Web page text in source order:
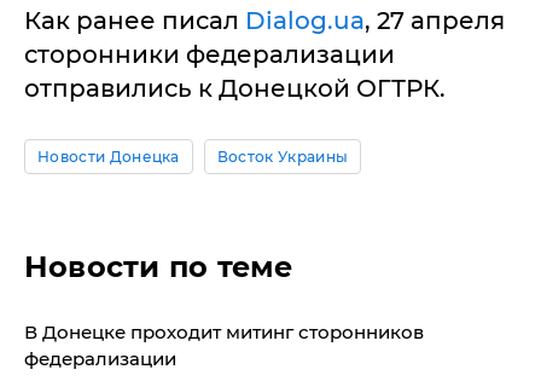
Как ранее писал Dialog.ua, 27 апреля
сторонники федерализации
отправились к Донецкой ОГТРК.
Новости Донецка Восток Украины
Новости по теме
В Донецке проходит митинг сторонников
федерализации